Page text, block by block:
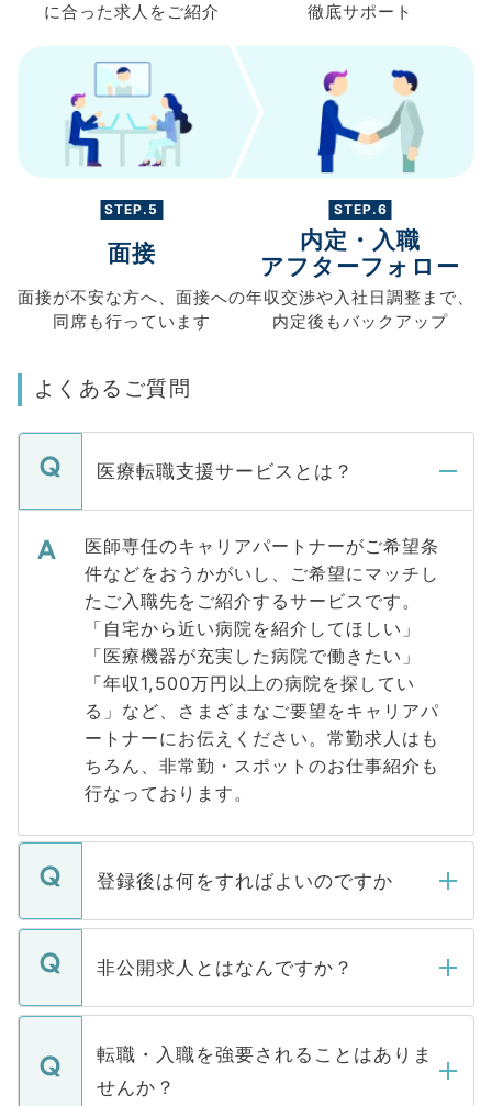
に合った求人を ご紹介
徹底サポート
STEP.5
面接
面接が不安な方へ、 面接への
同席も行っています
STEP.6
内定・入職
アフターフォロー
年収交渉や入社日調整まで、
内定後もバックアップ
よくあるご質問
医療転職支援サービスとは？
医師専任のキャリアパートナーがご希望条
件などをおうかがいし、ご希望にマッチし
たご入職先をご紹介するサービスです。
「自宅から近い病院を紹介してほしい」
「医療機器が充実した病院で働きたい」
「年収1,500万円以上の病院を探してい
る」など、さまざまなご要望をキャリアパ
ートナーにお伝えください。常勤求人はも
ちろん、非常勤・スポットのお仕事紹介も
行なっております。
登録後は何をすればよいのですか
ご登録いただきましたら、弊社担当者がご
登録内容を確認し、その後メールもしくは
ます。通常、5営業日以内にはご連絡をせて
いただきますので、しばらくお待ちくださ
非公開求人とはなんですか？
マイナビDOCTORで取り扱っている求人の
うち約3割は、Webサイトからご覧いただ
けない「非公開求人」です。非公開求人は
転職・入職を強要されることはありま
せんか？